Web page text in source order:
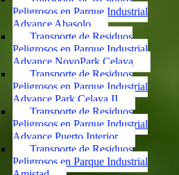
Peligrosos en Parque Industrial
Advance Abasolo
Transporte de Residuos
Peligrosos en Parque Industrial
Advance NovoPark Celaya
Transporte de Residuos
Peligrosos en Parque Industrial
Advance Park Celaya II
Transporte de Residuos
Peligrosos en Parque Industrial
Advance Puerto Interior
Transporte de Residuos
Peligrosos en Parque Industrial